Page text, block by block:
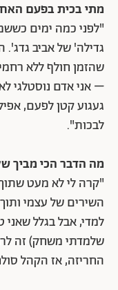
מתי בכית בפעם
"לפני כמה ימים
גדילה' של אביב גדג'.
שהזמן חולף ללא
– אני אדם נוסטלגי
געגוע קטן לפעם,
לבכות".
מה הדבר הכי מביך
"קרה לי לא מעט
השירים של עצמי
למדי, אבל בגלל שאני
שלמדתי משחק) זה
החריזה, אז הקהל